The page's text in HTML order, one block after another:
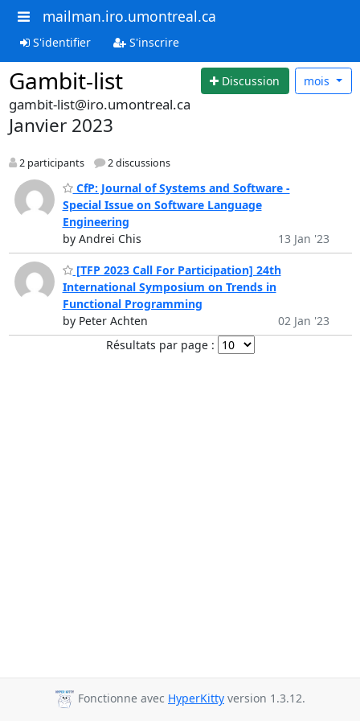
mailman.iro.umontreal.ca
S'identifier S'inscrire
Gambit-list Discussion mois
gambit-list@iro.umontreal.ca
Janvier 2023
2 participants 2 discussions
CfP: Journal of Systems and Software -
Special Issue on Software Language
Engineering
by Andrei Chis
13 Jan '23
[TFP 2023 Call For Participation] 24th
International Symposium on Trends in
Functional Programming
by Peter Achten
02 Jan '23
Résultats par page :
Fonctionne avec HyperKitty version 1.3.12.